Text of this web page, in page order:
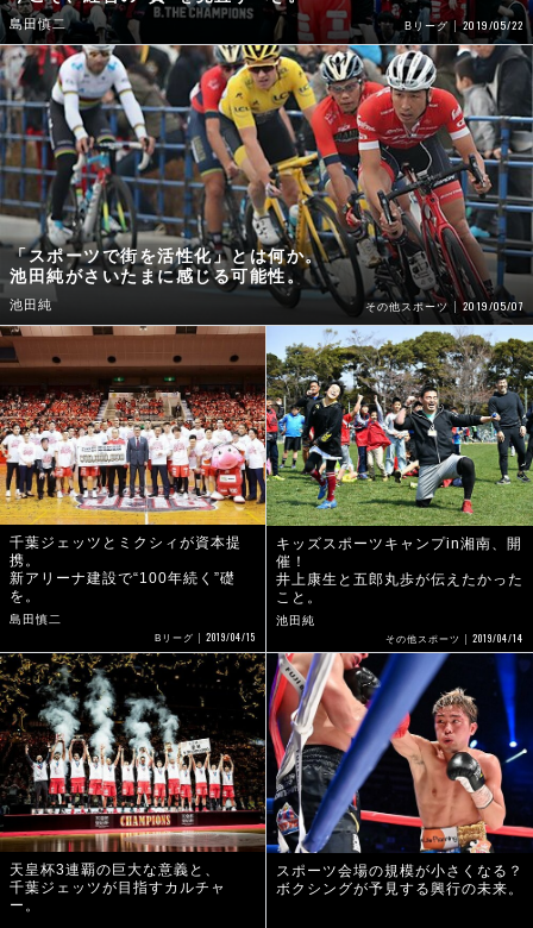
島田慎二 Bリーグ 2019/05/22
「スポーツで街を活性化」とは何か。
池田純がさいたまに感じる可能性。
池田純 その他スポーツ 2019/05/07
千葉ジェッツとミクシィが資本提
携。
新アリーナ建設で“100年続く”礎
を。
島田慎二
Bリーグ 2019/04/15
キッズスポーツキャンプin湘南、開
催！
井上康生と五郎丸歩が伝えたかった
こと。
池田純
その他スポーツ 2019/04/14
天皇杯3連覇の巨大な意義と、
千葉ジェッツが目指すカルチャ
ー。
スポーツ会場の規模が小さくなる？
ボクシングが予見する興行の未来。